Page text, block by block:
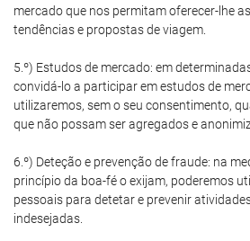
mercado que nos permitam oferecer-lhe
tendências e propostas de viagem.
5.º) Estudos de mercado: em
convidá-lo a participar em estudos de
utilizaremos, sem o seu consentimento,
que não possam ser agregados e
6.º) Deteção e prevenção de fraude: na
princípio da boa-fé o exijam, poderemos
pessoais para detetar e prevenir
indesejadas.